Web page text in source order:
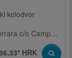
kolodvor
Patti preko Brolo, Autobusna stanica, Via Ferrara c/o Campo sportivo
HRK